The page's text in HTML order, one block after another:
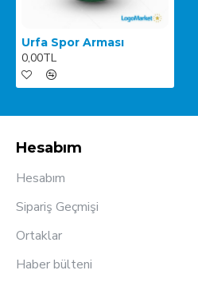
Urfa Spor Arması
0,00TL
Hesabım
Hesabım
Sipariş Geçmişi
Ortaklar
Haber bülteni